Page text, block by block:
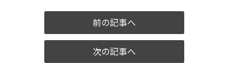
前の記事へ
次の記事へ